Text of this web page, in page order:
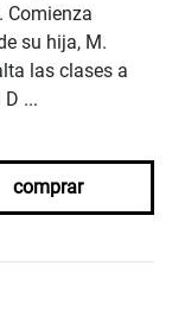
Comienza
su hija, M.
las clases a
...
comprar